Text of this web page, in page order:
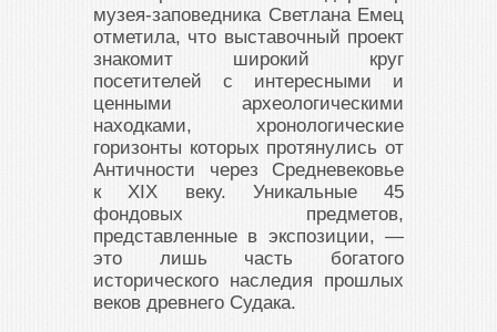
музея-заповедника Светлана Емец
отметила, что выставочный проект
знакомит широкий круг
посетителей с интересными и
ценными археологическими
находками, хронологические
горизонты которых протянулись от
Античности через Средневековье
к XIX веку. Уникальные 45
фондовых предметов,
представленные в экспозиции, —
это лишь часть богатого
исторического наследия прошлых
веков древнего Судака.